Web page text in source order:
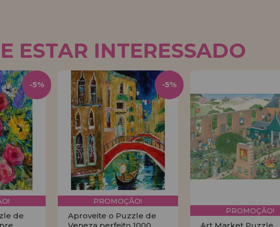
ESTAR INTERESSADO
de
-5%
PROMOÇÃO!
Aproveite o Puzzle de
-5%
PROMOÇÃO!